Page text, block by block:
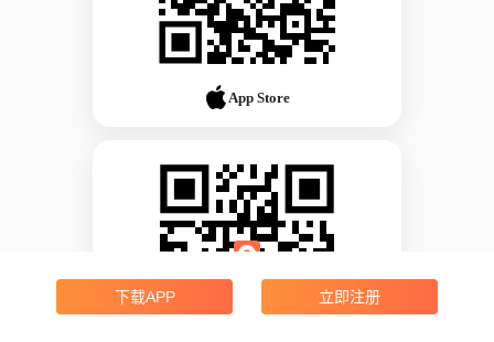
App Store
下载APP 立即注册